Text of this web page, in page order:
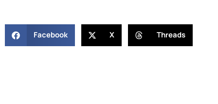
Facebook X Threads